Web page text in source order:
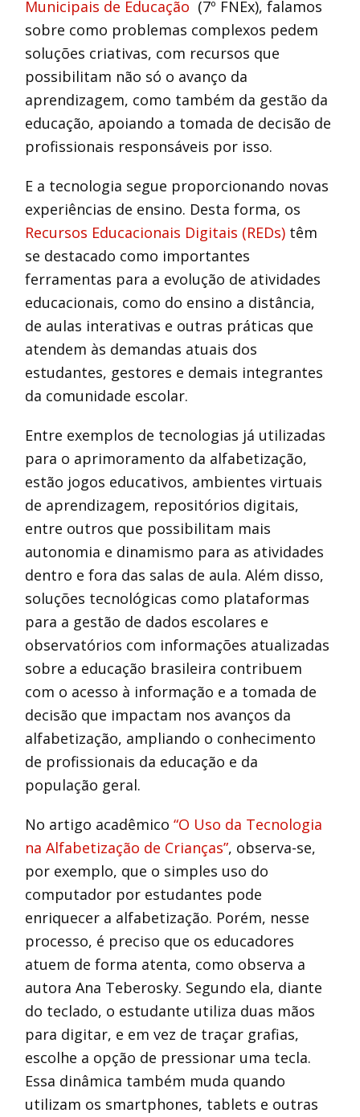
Municipais de Educação (7º FNEx), falamos
sobre como problemas complexos pedem
soluções criativas, com recursos que
possibilitam não só o avanço da
aprendizagem, como também da gestão da
educação, apoiando a tomada de decisão de
profissionais responsáveis por isso.
E a tecnologia segue proporcionando novas
experiências de ensino. Desta forma, os
Recursos Educacionais Digitais (REDs) têm
se destacado como importantes
ferramentas para a evolução de atividades
educacionais, como do ensino a distância,
de aulas interativas e outras práticas que
atendem às demandas atuais dos
estudantes, gestores e demais integrantes
da comunidade escolar.
Entre exemplos de tecnologias já utilizadas
para o aprimoramento da alfabetização,
estão jogos educativos, ambientes virtuais
de aprendizagem, repositórios digitais,
entre outros que possibilitam mais
autonomia e dinamismo para as atividades
dentro e fora das salas de aula. Além disso,
soluções tecnológicas como plataformas
para a gestão de dados escolares e
observatórios com informações atualizadas
sobre a educação brasileira contribuem
com o acesso à informação e a tomada de
decisão que impactam nos avanços da
alfabetização, ampliando o conhecimento
de profissionais da educação e da
população geral.
No artigo acadêmico“O Uso da Tecnologia
na Alfabetização de Crianças”, observa-se,
por exemplo, que o simples uso do
computador por estudantes pode
enriquecer a alfabetização. Porém, nesse
processo, é preciso que os educadores
atuem de forma atenta, como observa a
autora Ana Teberosky. Segundo ela, diante
do teclado, o estudante utiliza duas mãos
para digitar, e em vez de traçar grafias,
escolhe a opção de pressionar uma tecla.
Essa dinâmica também muda quando
utilizam os smartphones, tablets e outras